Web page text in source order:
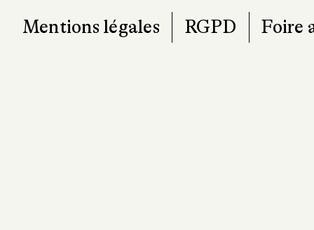
Mentions légales RGPD Foire